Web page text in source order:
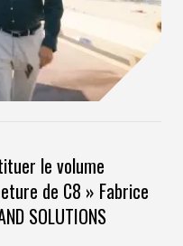
le volume
de C8 » Fabrice
SOLUTIONS